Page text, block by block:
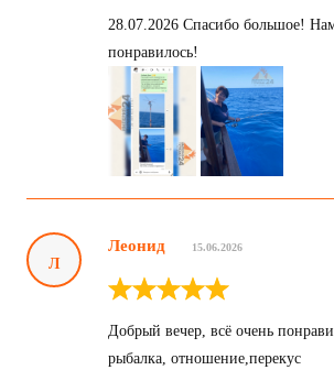
28.07.2026 Спасибо большое!
понравилось!
Л
Леонид 15.06.2026
Добрый вечер, всё очень
рыбалка, отношение,перекус